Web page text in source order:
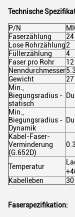
Technische
P/N
Faserzählung
24
Lose Rohrzählung2
Füllerzählung
4
Faser pro Rohr
12
Nenndurchmesser
Gewicht
Min.,
Biegungsradius -
statisch
Min.,
Biegungsradius -
Dynamik
Kabel-Faser-
Verminderung
(G.652D)
Temperatur
Kabelleben
Faserspezifikation: